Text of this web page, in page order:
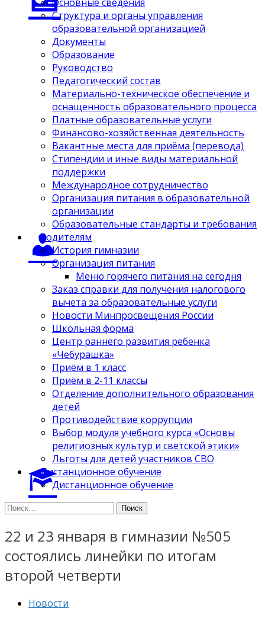
Структура и органы управления
образовательной организацией
Документы
Образование
Руководство
Педагогический состав
Материально-техническое обеспечение и
оснащенность образовательного процесса
Платные образовательные услуги
Финансово-хозяйственная деятельность
Вакантные места для приёма (перевода)
Стипендии и иные виды материальной
поддержки
Международное сотрудничество
Организация питания в образовательной
организации
Образовательные стандарты и требования
Родителям
История гимназии
Организация питания
Меню горячего питания на сегодня
Заказ справки для получения налогового
вычета за образовательные услуги
Новости Минпросвещения России
Школьная форма
Центр раннего развития ребенка
«Чебурашка»
Приём в 1 класс
Приём в 2-11 классы
Отделение дополнительного образования
детей
Противодействие коррупции
Выбор модуля учебного курса «Основы
религиозных культур и светской этики»
Льготы для детей участников СВО
Дистанционное обучение
Дистанционное обучение
Найти:
22 и 23 января в гимназии №505
состоялись линейки по итогам
второй четверти
Новости